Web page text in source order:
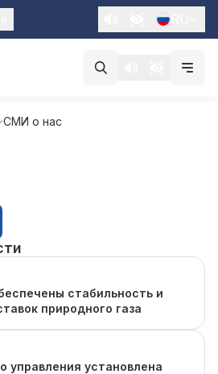
СМИ о нас
стабильность и
природного газа
управления установлена